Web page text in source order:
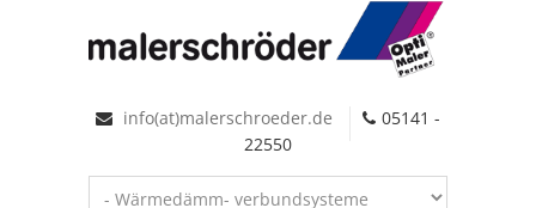
info(at)malerschroeder.de
05141 -
22550